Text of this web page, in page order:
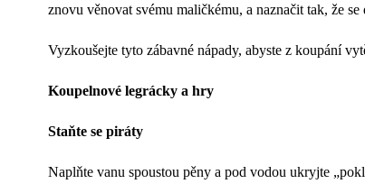
znovu věnovat svému maličkému, a naznačit tak, že
Vyzkoušejte tyto zábavné nápady, abyste z koupání
Koupelnové legrácky a hry
Staňte se piráty
Naplňte vanu spoustou pěny a pod vodou ukryjte